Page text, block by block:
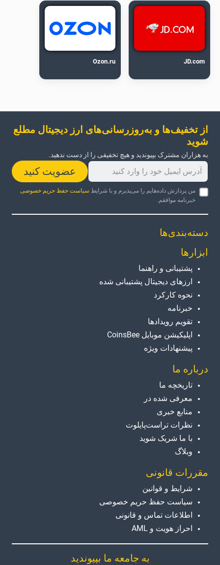
JD.com
Ozon.ru
از تخفیف‌ها و به‌روزرسانی‌های ارز دیجیتال مطلع
شوید
به هزاران مشترک بپیوندید و هیچ تخفیفی را از دست ندهید.
عضویت کنید
من پردازش داده‌هایم را می‌پذیرم و با شرایط سیاست حفظ حریم خصوصی
خبرنامه موافقم.
دسته‌بندی‌ها
ابزارها
پشتیبانی و راهنما
ارزهای دیجیتال پشتیبانی شده
نحوه کارکرد
خبرنامه
تقویم رویدادها
اپلیکیشن موبایل CoinsBee
پیشنهادات ویژه
درباره ما
تاریخچه ما
معرفی شده در
منابع خبری
نظرات تراست‌پایلوت
با ما شریک شوید
وبلاگ
مقررات قانونی
شرایط و قوانین
سیاست حفظ حریم خصوصی
اطلاعات تماس و قانونی
احراز هویت و AML
به جامعه ما بپیوندید